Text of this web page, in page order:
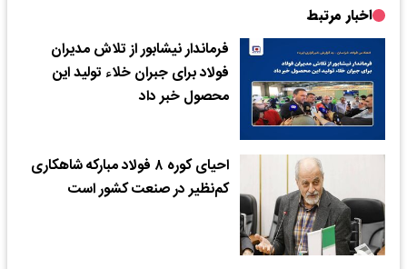
اخبار مرتبط
فرماندار نیشابور از تلاش مدیران
فولاد برای جبران خلاء تولید این
محصول خبر داد
احیای کوره ۸ فولاد مبارکه شاهکاری
کم‌نظیر در صنعت کشور است